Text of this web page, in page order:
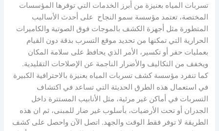
تسربات المياه بعنيزة من أبرز الخدمات التي توفرها المؤسسات
المختصة، تعتمد مؤسسة سمو النجاح على أحدث الأساليب
المتطورة مثل أجهزة الكشف بالموجات فوق الصوتية والكاميرات
الحرارية التي تمكنها من تحديد موقع التسرب بدقة دون القيام
بعمليات حفر أو تكسير، الأمر الذي يحافظ على سلامة المكان
ويخفف من التكاليف والأضرار الناجمة عن الإصلاحات التقليدية.
كما تنفرد مؤسسة كشف تسربات المياه بعنيزة بالاحترافية الكبيرة
في استعمال هذه الطرق الحديثة التي تساعد في اكتشاف
التسربات في أماكن غير مرئية، مثل الأنابيب المستترة داخل
الجدران أو تحت الأرضيات، بأسلوب غير ضار للمبنى، ثم ان هذه
الطريقة لا توفر فقط الوقت والجهد. اتصل الآن واحصل على كشف